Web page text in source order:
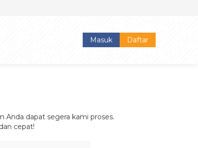
Masuk Daftar
Anda dapat segera kami proses.
cepat!